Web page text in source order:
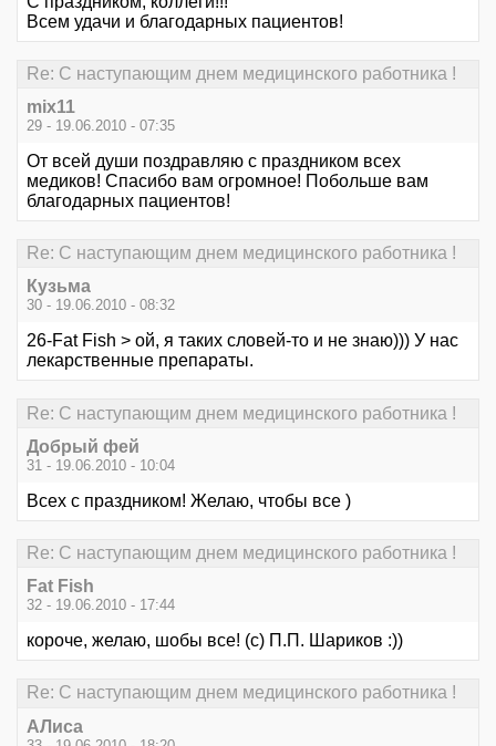
Всем удачи и благодарных пациентов!
Re: С наступающим днем медицинского работника !
mix11
29 - 19.06.2010 - 07:35
От всей души поздравляю с праздником всех
медиков! Спасибо вам огромное! Побольше вам
благодарных пациентов!
Re: С наступающим днем медицинского работника !
Кузьма
30 - 19.06.2010 - 08:32
26-Fat Fish > ой, я таких словей-то и не знаю))) У нас
лекарственные препараты.
Re: С наступающим днем медицинского работника !
Добрый фей
31 - 19.06.2010 - 10:04
Всех с праздником! Желаю, чтобы все )
Re: С наступающим днем медицинского работника !
Fat Fish
32 - 19.06.2010 - 17:44
короче, желаю, шобы все! (с) П.П. Шариков :))
Re: С наступающим днем медицинского работника !
АЛиса